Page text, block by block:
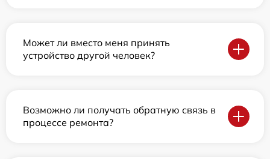
Может ли вместо меня принять
устройство другой человек?
Возможно ли получать обратную связь в
процессе ремонта?